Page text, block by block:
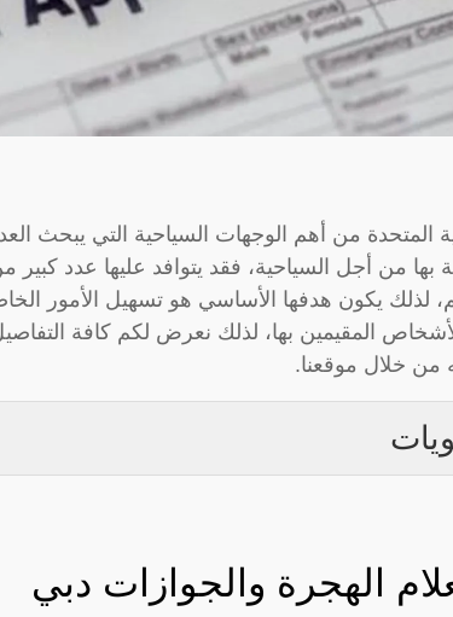
المتحدة من أهم الوجهات السياحية التي يبحث
بها من أجل السياحية، فقد يتوافد عليها عدد كبير
لذلك يكون هدفها الأساسي هو تسهيل الأمور
المقيمين بها، لذلك نعرض لكم كافة
خلال موقعنا.
الهجرة والجوازات دبي